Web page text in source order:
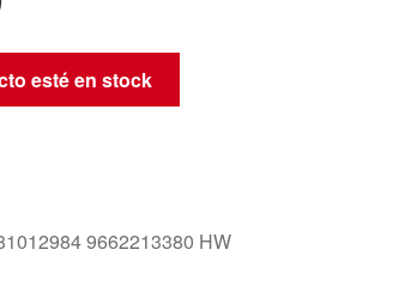
esté en stock
9662213380 HW